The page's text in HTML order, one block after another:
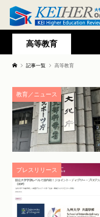
高等教育
記事一覧 高等教育
教育／ニュース
プレスリリース